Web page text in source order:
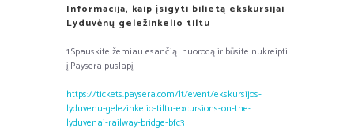
Informacija, kaip įsigyti bilietą ekskursijai
Lyduvėnų geležinkelio tiltu
1.Spauskite žemiau esančią nuorodą ir būsite nukreipti
į Paysera puslapį
https://tickets.paysera.com/lt/event/ekskursijos-
lyduvenu-gelezinkelio-tiltu-excursions-on-the-
lyduvenai-railway-bridge-bfc3